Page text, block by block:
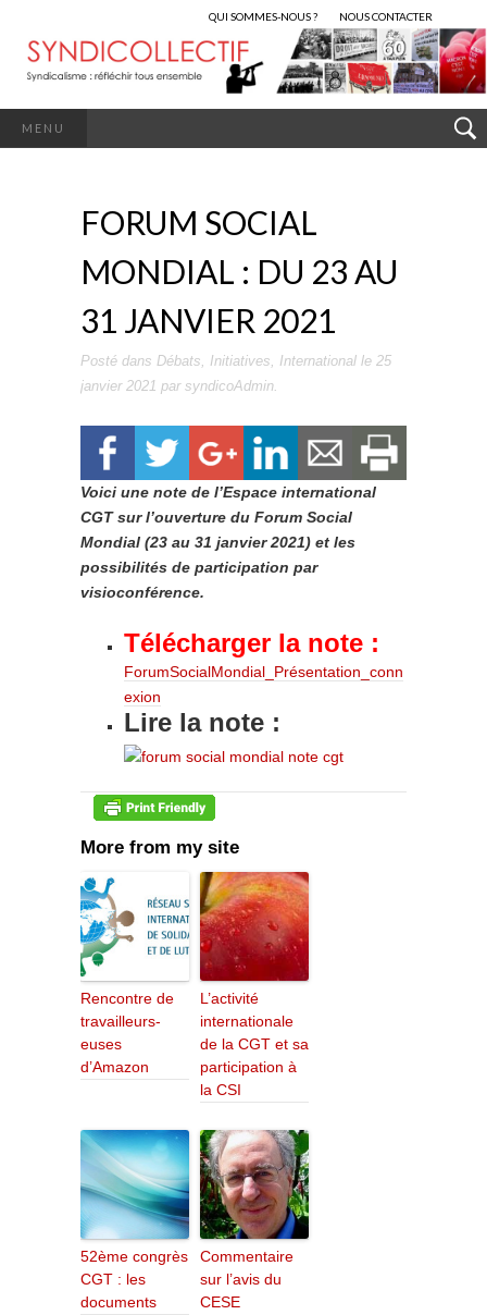
QUI SOMMES-NOUS ? NOUS CONTACTER
MENU
FORUM SOCIAL
MONDIAL : DU 23 AU
31 JANVIER 2021
Posté dans Débats, Initiatives, International le 25
janvier 2021 par syndicoAdmin.
Voici une note de l’Espace international
CGT sur l’ouverture du Forum Social
Mondial (23 au 31 janvier 2021) et les
possibilités de participation par
visioconférence.
Télécharger la note :
ForumSocialMondial_Présentation_conn
exion
Lire la note :
More from my site
Rencontre de
travailleurs-
euses
d’Amazon
L’activité
internationale
de la CGT et sa
participation à
la CSI
52ème congrès
CGT : les
documents
Commentaire
sur l’avis du
CESE